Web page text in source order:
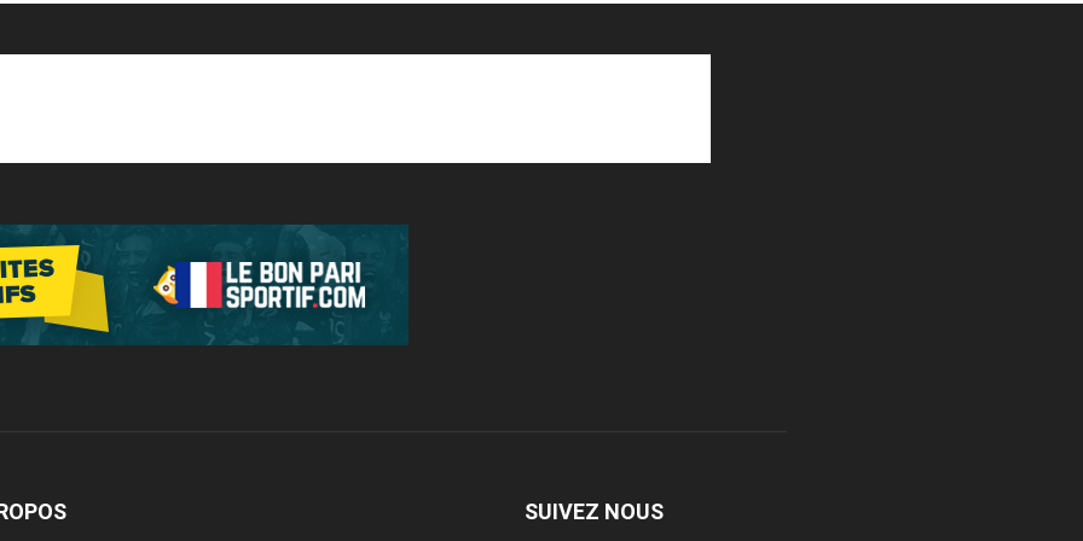
SUIVEZ NOUS